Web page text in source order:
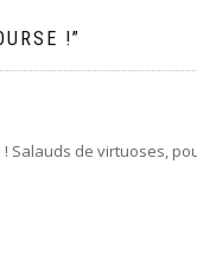
!”
Salauds de virtuoses,